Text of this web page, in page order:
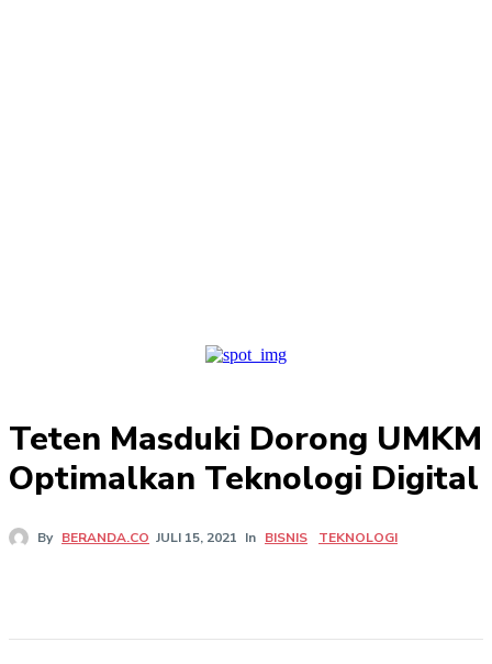
Teten Masduki Dorong UMKM
Optimalkan Teknologi Digital
By BERANDA.CO JULI 15, 2021 In BISNIS TEKNOLOGI